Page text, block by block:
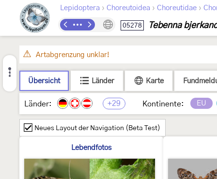
Lepidoptera › Choreutoidea › Choreutidae ›
05278 Tebenna
Artabgrenzung unklar!
Übersicht Länder Karte
Länder: +29 Kontinente: EU
Neues Layout der Navigation (Beta Test)
Lebendfotos